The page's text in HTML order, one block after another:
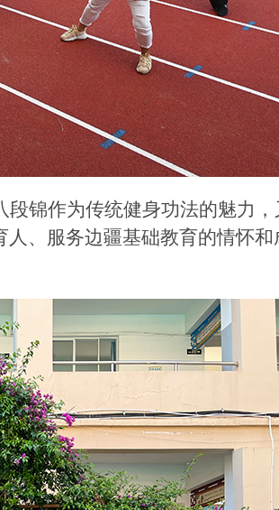
锦作为传统健身功法的魅力，
、服务边疆基础教育的情怀和